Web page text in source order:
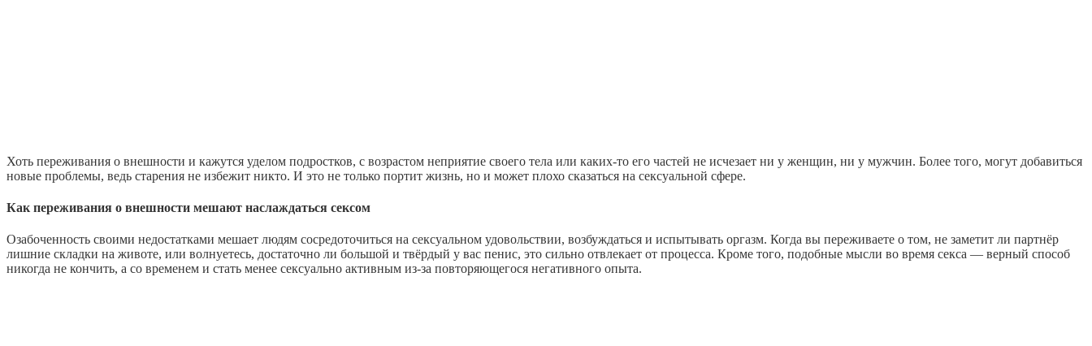
Хоть переживания о внешности и кажутся уделом подростков, с возрастом неприятие своего тела или каких-то его частей не исчезает ни у женщин, ни у мужчин. Более того, могут добавиться
новые проблемы, ведь старения не избежит никто. И это не только портит жизнь, но и может плохо сказаться на сексуальной сфере.
Как переживания о внешности мешают наслаждаться сексом
Озабоченность своими недостатками мешает людям сосредоточиться на сексуальном удовольствии, возбуждаться и испытывать оргазм. Когда вы переживаете о том, не заметит ли партнёр
лишние складки на животе, или волнуетесь, достаточно ли большой и твёрдый у вас пенис, это сильно отвлекает от процесса. Кроме того, подобные мысли во время секса — верный способ
никогда не кончить, а со временем и стать менее сексуально активным из-за повторяющегося негативного опыта.